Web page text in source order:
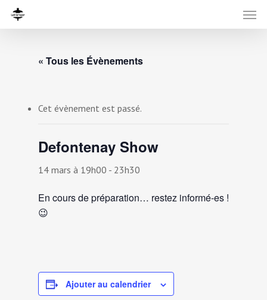
« Tous les Évènements
Cet évènement est passé.
Defontenay Show
14 mars à 19h00 - 23h30
En cours de préparation… restez informé-es !
😉
Ajouter au calendrier